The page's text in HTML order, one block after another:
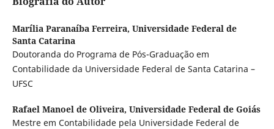
Marília Paranaíba Ferreira, Universidade Federal de
Santa Catarina
Doutoranda do Programa de Pós-Graduação em
Contabilidade da Universidade Federal de Santa Catarina –
UFSC
Rafael Manoel de Oliveira, Universidade Federal de Goiás
Mestre em Contabilidade pela Universidade Federal de